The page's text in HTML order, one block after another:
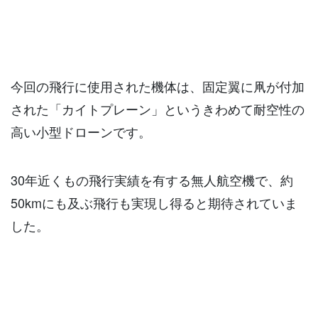
今回の飛行に使用された機体は、固定翼に凧が付加
された「カイトプレーン」というきわめて耐空性の
高い小型ドローンです。
30年近くもの飛行実績を有する無人航空機で、約
50kmにも及ぶ飛行も実現し得ると期待されていま
した。